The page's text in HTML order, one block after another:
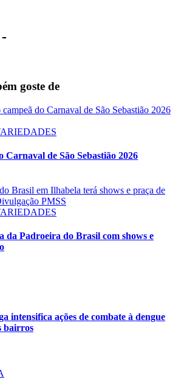
goste de
Carnaval de São Sebastião 2026
da Padroeira do Brasil com shows e
intensifica ações de combate à dengue
bairros